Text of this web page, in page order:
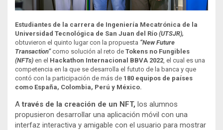
Estudiantes de la carrera de Ingeniería Mecatrónica de la
Universidad Tecnológica de San Juan del Río (UTSJR),
obtuvieron el quinto lugar con la propuesta “New Future
Transaction”como solución al reto de Tokens no Fungibles
(NFTs) en el Hackathon Internacional BBVA 2022 , el cual es una
competencia en la que se desarrolla el fututo de la banca y que
contó con la participación de más de 180 equipos de países
como España, Colombia, Perú y México.
Através de la creación de un NFT, los alumnos
propusieron desarrollar una aplicación móvil con una
interfaz interactiva y amigable con el usuario para mostrar